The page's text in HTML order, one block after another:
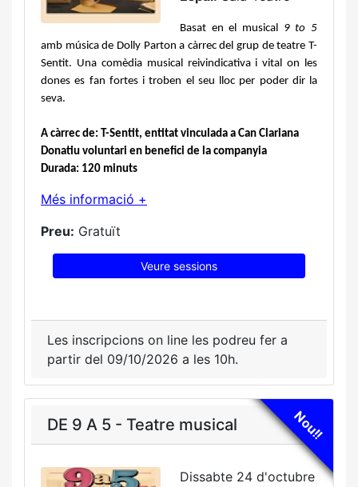
Basat en el musical
amb música de Dolly Parton a càrrec del grup de teatre T-
Sentit. Una comèdia musical reivindicativa i vital on les
dones es fan fortes i troben el seu lloc per poder dir la
seva.
A càrrec de: T-Sentit, entitat vinculada a Can Clariana
Donatiu voluntari en benefici de la companyia
Durada: 120 minuts
Més informació +
Preu: Gratuït
Veure sessions
Les inscripcions on line les podreu fer a
partir del 09/10/2026 a les 10h.
Nou!!
DE 9 A 5 - Teatre musical
Dissabte 24 d'octubre